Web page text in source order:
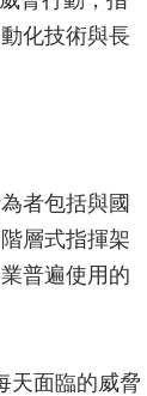
化技術與長
者包括與國
層式指揮架
普遍使用的
天面臨的威脅